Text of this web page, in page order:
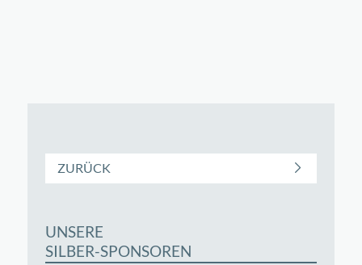
ZURÜCK
UNSERE
SILBER-SPONSOREN